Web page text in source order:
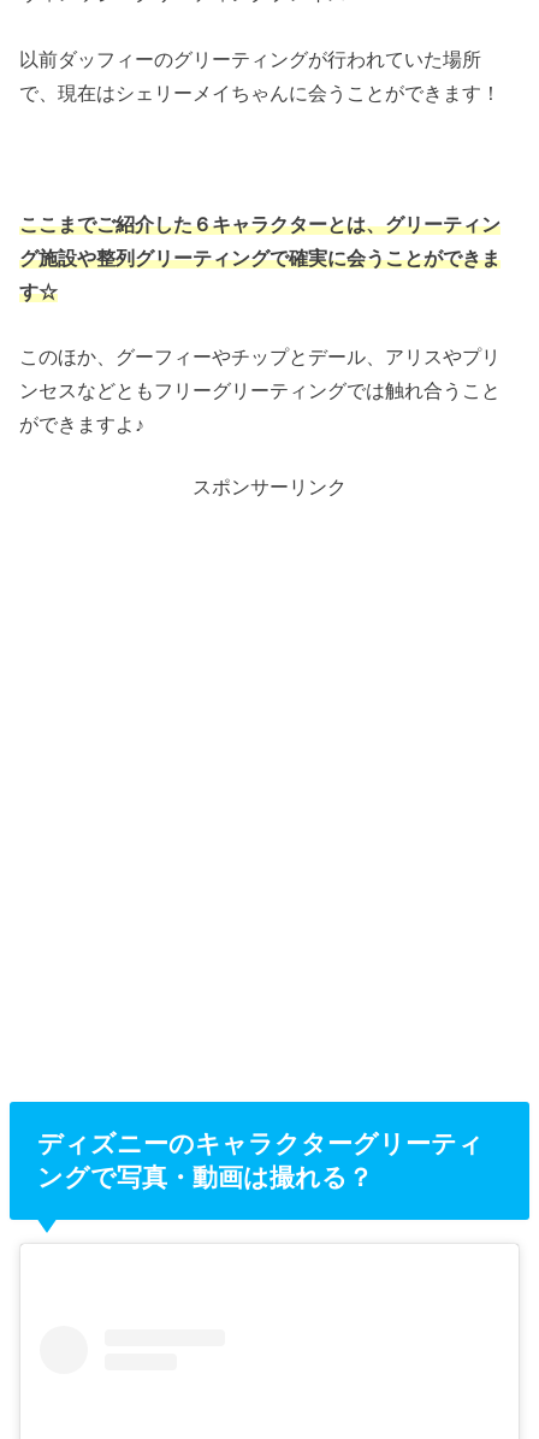
以前ダッフィーのグリーティングが行われていた場所
で、現在はシェリーメイちゃんに会うことができます！
ここまでご紹介した６キャラクターとは、グリーティン
グ施設や整列グリーティングで確実に会うことができま
す☆
このほか、グーフィーやチップとデール、アリスやプリ
ンセスなどともフリーグリーティングでは触れ合うこと
ができますよ♪
スポンサーリンク
ディズニーのキャラクターグリーティ
ングで写真・動画は撮れる？